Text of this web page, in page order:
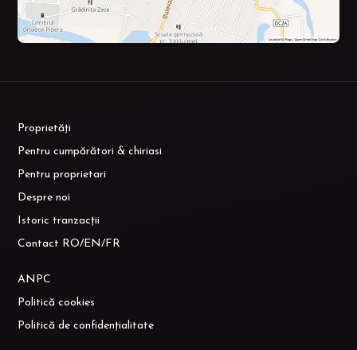
Proprietăți
Pentru cumpărători & chiriasi
Pentru proprietari
Despre noi
Istoric tranzacții
Contact RO/EN/FR
ANPC
Politică cookies
Politică de confidențialitate